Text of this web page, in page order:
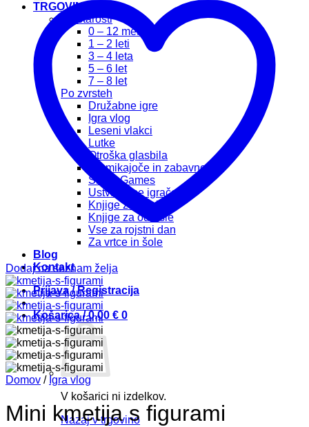
TRGOVINA
Po starosti
0 – 12 mesecev
1 – 2 leti
3 – 4 leta
5 – 6 let
7 – 8 let
Po zvrsteh
Družabne igre
Igra vlog
Leseni vlakci
Lutke
Otroška glasbila
Premikajoče in zabavno
Smart Games
Ustvarjalne igrače
Knjige za otroke
Knjige za odrasle
Vse za rojstni dan
Za vrtce in šole
Blog
Kontakt
Prijava / Registracija
Košarica /0,00 € 0
V košarici ni izdelkov.
Nazaj v trgovino
Dodaj na seznam želja
Domov / Igra vlog
Mini kmetija s figurami